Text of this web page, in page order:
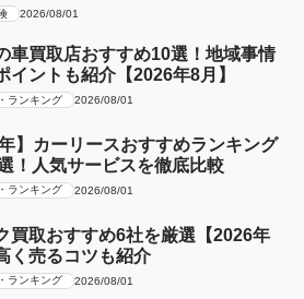
2026/08/01
車買取店おすすめ10選！地域事情
イントも紹介【2026年8月】
ランキング 2026/08/01
年】カーリースおすすめランキング
！人気サービスを徹底比較
ランキング 2026/08/01
買取おすすめ6社を厳選【2026年
く売るコツも紹介
ランキング 2026/08/01